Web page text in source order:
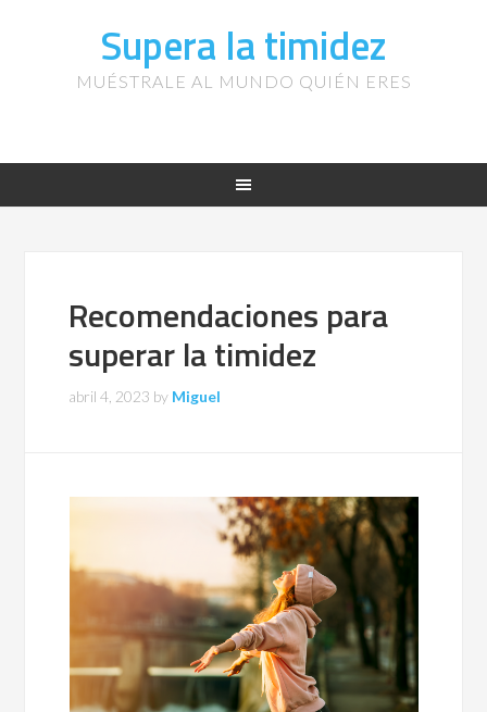
Supera la timidez
MUÉSTRALE AL MUNDO QUIÉN ERES
Recomendaciones para
superar la timidez
abril 4, 2023 by Miguel